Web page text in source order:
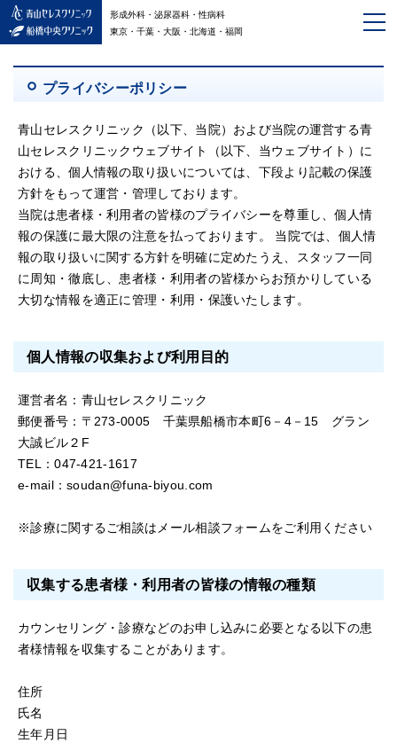
形成外科・泌尿器科・性病科
東京・千葉・大阪・北海道・福岡
プライバシーポリシー
青山セレスクリニック（以下、当院）および当院の運営する青
山セレスクリニックウェブサイト（以下、当ウェブサイト）に
おける、個人情報の取り扱いについては、下段より記載の保護
方針をもって運営・管理しております。
当院は患者様・利用者の皆様のプライバシーを尊重し、個人情
報の保護に最大限の注意を払っております。 当院では、個人情
報の取り扱いに関する方針を明確に定めたうえ、スタッフ一同
に周知・徹底し、患者様・利用者の皆様からお預かりしている
大切な情報を適正に管理・利用・保護いたします。
個人情報の収集および利用目的
運営者名：青山セレスクリニック
郵便番号：〒273-0005 千葉県船橋市本町6－4－15 グラン
大誠ビル２F
TEL：047‐421-1617
e-mail：soudan@funa-biyou.com
※診療に関するご相談はメール相談フォームをご利用ください
収集する患者様・利用者の皆様の情報の種類
カウンセリング・診療などのお申し込みに必要となる以下の患
者様情報を収集することがあります。
住所
氏名
生年月日